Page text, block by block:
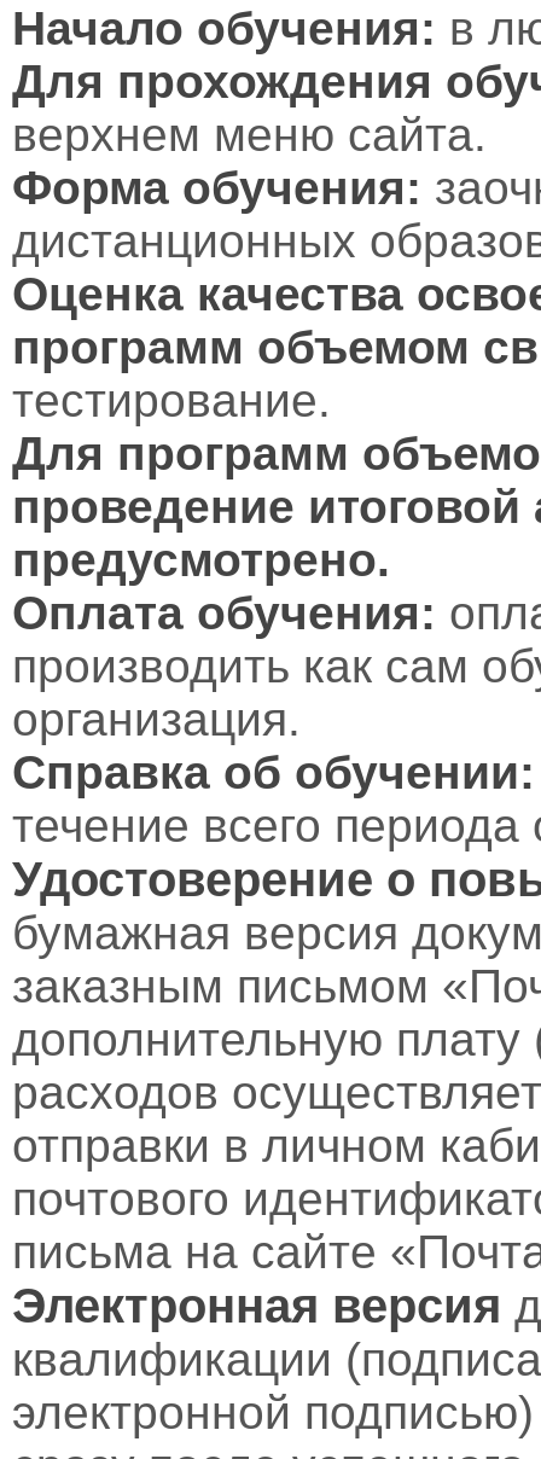
Начало обучения: в
Для прохождения
верхнем меню сайта.
Форма обучения:
дистанционных
Оценка качества
программ объемом
тестирование.
Для программ
проведение итоговой
предусмотрено.
Оплата обучения:
производить как сам
организация.
Справка об обучении:
течение всего периода
Удостоверение о
бумажная версия
заказным письмом
дополнительную
расходов
отправки в личном
почтового
письма на сайте
Электронная версия
квалификации
электронной